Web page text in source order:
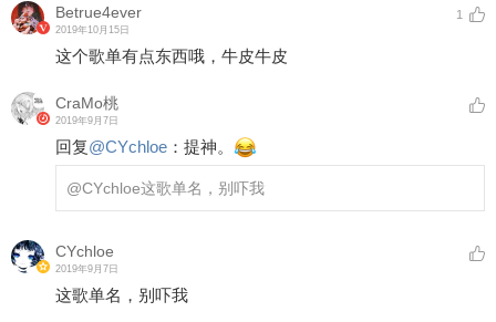
Betrue4ever
2019年10月15日
1
这个歌单有点东西哦，牛皮牛皮
CraMo桃
2019年9月7日
回复@CYchloe ： 提神。
@CYchloe这歌单名，别吓我
CYchloe
2019年9月7日
这歌单名，别吓我